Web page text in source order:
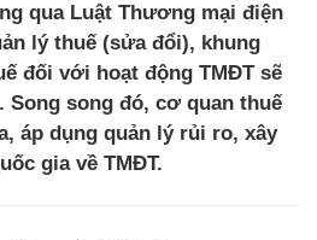
qua Luật Thương mại điện
lý thuế (sửa đổi), khung
đối với hoạt động TMĐT sẽ
song đó, cơ quan thuế
áp dụng quản lý rủi ro, xây
gia về TMĐT.